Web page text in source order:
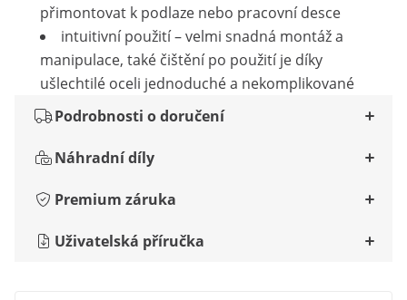
přimontovat k podlaze nebo pracovní desce
intuitivní použití – velmi snadná montáž a
manipulace, také čištění po použití je díky
ušlechtilé oceli jednoduché a nekomplikované
Podrobnosti o doručení
Náhradní díly
Premium záruka
Uživatelská příručka